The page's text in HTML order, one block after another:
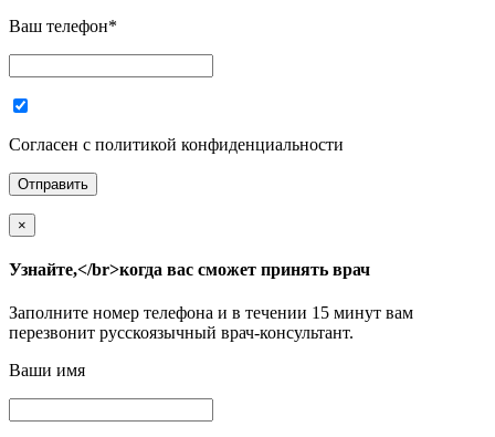
Ваш телефон*
Согласен с политикой конфиденциальности
×
Узнайте,</br>когда вас сможет принять врач
Заполните номер телефона и в течении 15 минут вам
перезвонит русскоязычный врач-консультант.
Ваши имя